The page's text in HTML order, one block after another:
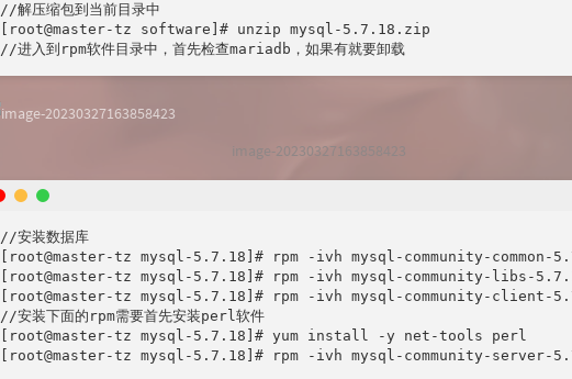
//解压缩包到当前目录中
[root@master-tz software]# unzip mysql-5.7.18.zip
//进入到rpm软件目录中，首先检查mariadb，如果有就要卸载
image-20230327163858423
//安装数据库
[root@master-tz mysql-5.7.18]# rpm -ivh mysql-community-common-
[root@master-tz mysql-5.7.18]# rpm -ivh mysql-community-libs-
[root@master-tz mysql-5.7.18]# rpm -ivh mysql-community-client-
//安装下面的rpm需要首先安装perl软件
[root@master-tz mysql-5.7.18]# yum install -y net-tools perl
[root@master-tz mysql-5.7.18]# rpm -ivh mysql-community-server-